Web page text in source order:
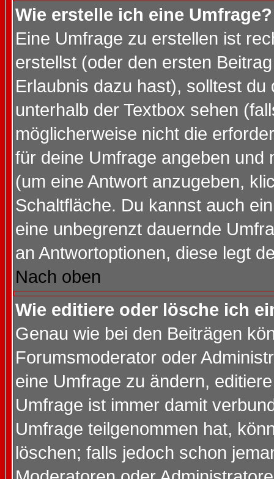
Wie erstelle ich eine Umfrage?
Eine Umfrage zu erstellen ist
erstellst (oder den ersten
Erlaubnis dazu hast), solltest
unterhalb der Textbox sehen
möglicherweise nicht die
für deine Umfrage angeben und
(um eine Antwort anzugeben,
Schaltfläche. Du kannst auch
eine unbegrenzt dauernde
an Antwortoptionen, diese legt
Nach oben
Wie editiere oder lösche ich
Genau wie bei den Beiträgen
Forumsmoderator oder
eine Umfrage zu ändern,
Umfrage ist immer damit
Umfrage teilgenommen hat,
löschen; falls jedoch schon